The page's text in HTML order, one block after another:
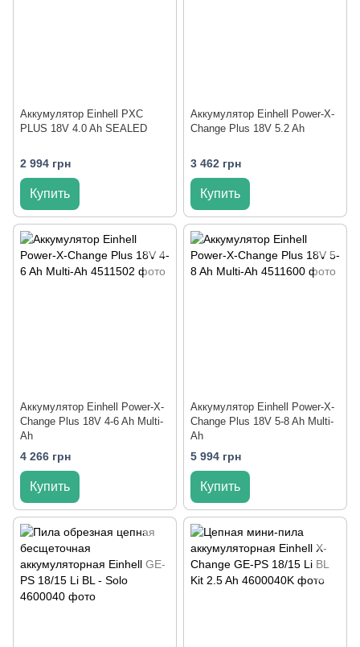
Аккумулятор Einhell PXC
PLUS 18V 4.0 Ah SEALED
2 994 грн
Купить
Аккумулятор Einhell Power-X-
Change Plus 18V 5.2 Ah
3 462 грн
Купить
Аккумулятор Einhell Power-X-
Change Plus 18V 4-6 Ah Multi-
Ah
4 266 грн
Купить
Аккумулятор Einhell Power-X-
Change Plus 18V 5-8 Ah Multi-
Ah
5 994 грн
Купить